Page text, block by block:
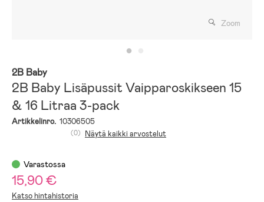
Zoom
2B Baby
2B Baby Lisäpussit Vaipparoskikseen 15
& 16 Litraa 3-pack
Artikkelinro. 10306505
(0) Näytä kaikki arvostelut
Varastossa
15,90 €
Katso hintahistoria